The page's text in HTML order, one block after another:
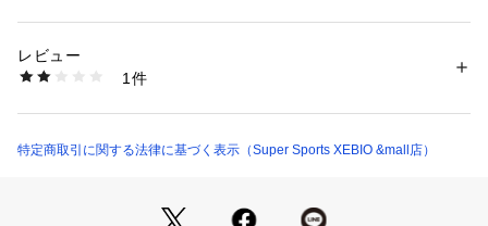
●メーカーカラー表記:ブラック
●股下:【XS(SS)サイズ】15cm 【Sサイズ】15.5cm 【Mサイ
●塩素に強い長持ち素材採用のベーシック水着です。この商品
●塩素に強いストレッチ素材
ア
商品番号： 1540000395092
レビュー
1件
特定商取引に関する法律に基づく表示（Super Sports XEBIO &mall店）